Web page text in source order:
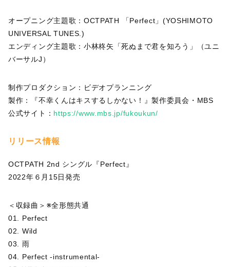
オープニング主題歌：OCTPATH 「Perfect」(YOSHIMOTO
UNIVERSAL TUNES.)
エンディング主題歌：小林柊矢「死ぬまで君を知ろう」（ユニ
バーサルJ）
制作プロダクション：ビデオプランニング
製作：『不幸くんはキスするしかない！』製作委員会・MBS
公式サイト： https://www.mbs.jp/fukoukun/
リリース情報
OCTPATH 2nd シングル『Perfect』
2022年６月15日発売
＜収録曲＞※全形態共通
01. Perfect
02. Wild
03. 雨
04. Perfect -instrumental-